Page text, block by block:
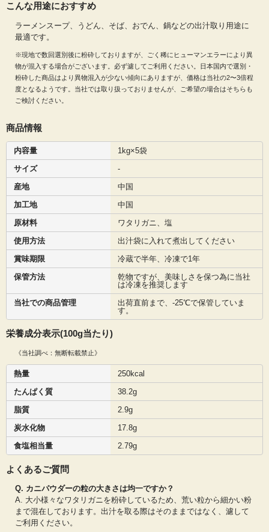
こんな用途におすすめ
ラーメンスープ、うどん、そば、おでん、鍋などの出汁取り用途に
最適です。
※現地で数回選別後に粉砕しておりますが、ごく稀にヒューマンエラーにより異
物が混入する場合がございます。必ず濾してご利用ください。日本国内で選別・
粉砕した商品はより異物混入が少ない傾向にありますが、価格は当社の2〜3倍程
度となるようです。当社では取り扱っておりませんが、ご希望の場合はそちらも
ご検討ください。
商品情報
内容量
1kg×5袋
サイズ
-
産地
中国
加工地
中国
原材料
ワタリガニ、塩
使用方法
出汁袋に入れて煮出してください
賞味期限
冷蔵で半年、冷凍で1年
保管方法
乾物ですが、美味しさを保つ為に当社
は冷凍を推奨します
当社での商品管理
出荷直前まで、-25℃で保管していま
す。
栄養成分表示(100g当たり)
《当社調べ：無断転載禁止》
熱量
250kcal
たんぱく質
38.2g
脂質
2.9g
炭水化物
17.8g
食塩相当量
2.79g
よくあるご質問
Q. カニパウダーの粒の大きさは均一ですか？
A. 大小様々なワタリガニを粉砕しているため、荒い粒から細かい粉
まで混在しております。出汁を取る際はそのままではなく、濾して
ご利用ください。